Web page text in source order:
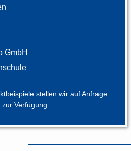
GmbH
stellen wir auf Anfrage
Verfügung.